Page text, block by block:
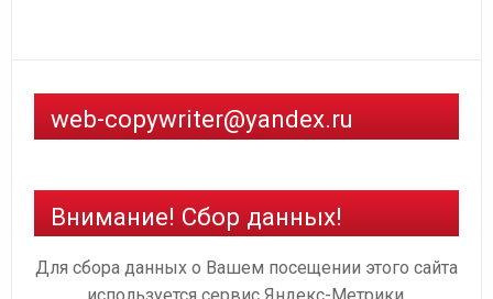
web-copywriter@yandex.ru
Внимание! Сбор данных!
Для сбора данных о Вашем посещении этого сайта